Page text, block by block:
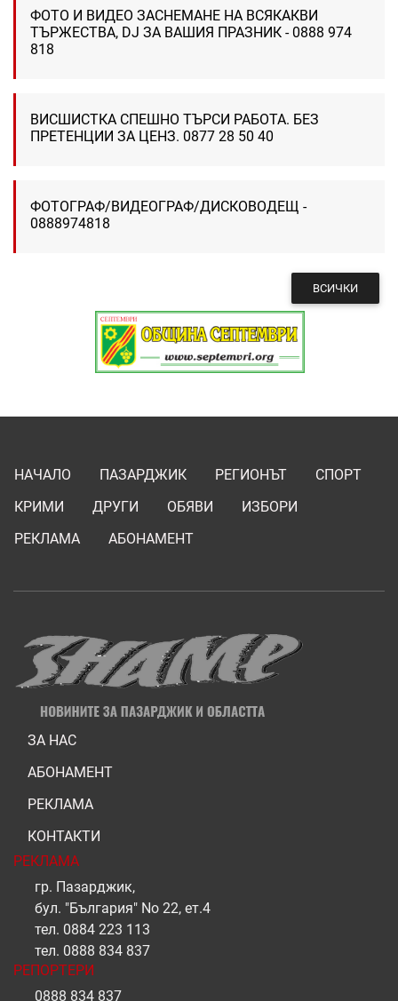
ФОТО И ВИДЕО ЗАСНЕМАНЕ НА ВСЯКАКВИ
ТЪРЖЕСТВА, DJ ЗА ВАШИЯ ПРАЗНИК - 0888 974
818
ВИСШИСТКА СПЕШНО ТЪРСИ РАБОТА. БЕЗ
ПРЕТЕНЦИИ ЗА ЦЕНЗ. 0877 28 50 40
ФОТОГРАФ/ВИДЕОГРАФ/ДИСКОВОДЕЩ -
0888974818
ВСИЧКИ
НАЧАЛО ПАЗАРДЖИК РЕГИОНЪТ
СПОРТ
КРИМИ
ДРУГИ ОБЯВИ
ИЗБОРИ
РЕКЛАМА
АБОНАМЕНТ
ЗА НАС
АБОНАМЕНТ
РЕКЛАМА
КОНТАКТИ
РЕКЛАМА
гр. Пазарджик,
бул. "България" No 22, ет.4
тел. 0884 223 113
тел. 0888 834 837
РЕПОРТЕРИ
0888 834 837